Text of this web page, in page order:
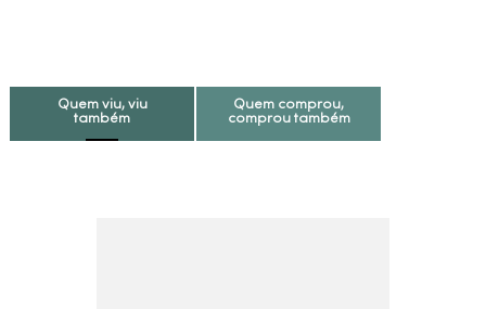
Quem viu, viu
também
Quem comprou,
comprou também